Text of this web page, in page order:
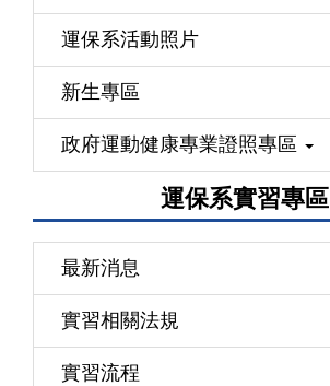
運保系活動照片
新生專區
政府運動健康專業證照專區
運保系實習專區
最新消息
實習相關法規
實習流程